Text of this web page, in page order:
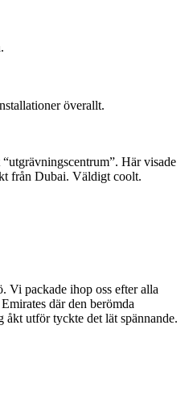
överallt.
Här visade
från Dubai. Väldigt coolt.
Vi packade ihop oss efter alla
där den berömda
åkt utför tyckte det lät spännande.